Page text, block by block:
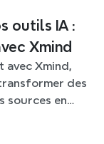
outils IA :
Xmind
avec Xmind,
des
sources en